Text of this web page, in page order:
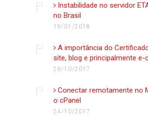
Instabilidade no servidor
no Brasil
19/01/2018
A importância do
site, blog e principalmente e-
26/10/2017
Conectar remotamente no
o cPanel
24/10/2017